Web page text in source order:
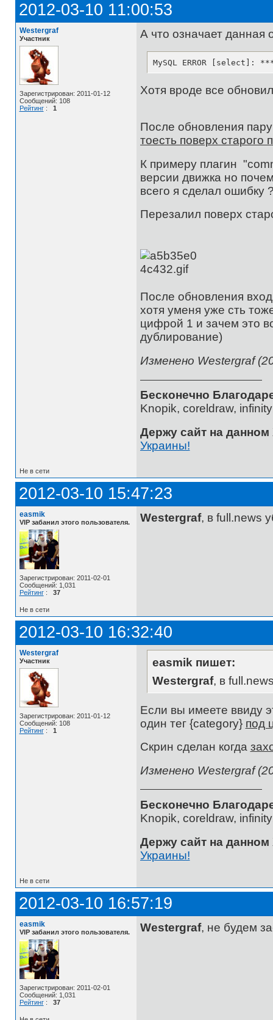
2012-03-10 11:00:53
Westergraf
Участник
Зарегистрирован: 2011-01-12
Сообщений: 108
Рейтинг: 1
А что означает данная
MySQL ERROR
Хотя вроде все
После обновления
тоесть поверх старого
К примеру плагин
версии движка но
всего я сделал ошибку
Перезалил поверх
После обновления
хотя уменя уже сть
цифрой 1 и зачем это
дублирование)
Изменено Westergraf
Бесконечно
Knopik, coreldraw,
Держу сайт на данном
Украины!
Не в сети
2012-03-10 15:47:23
easmik
VIP забанил этого пользователя.
Зарегистрирован: 2011-02-01
Сообщений: 1,031
Рейтинг: 37
Westergraf, в full.news
Не в сети
2012-03-10 16:32:40
Westergraf
Участник
Зарегистрирован: 2011-01-12
Сообщений: 108
Рейтинг: 1
easmik пишет:
Westergraf, в
Если вы имеете ввиду
один тег {category} под
Скрин сделан когда
Изменено Westergraf
Бесконечно
Knopik, coreldraw,
Держу сайт на данном
Украины!
Не в сети
2012-03-10 16:57:19
easmik
VIP забанил этого пользователя.
Зарегистрирован: 2011-02-01
Сообщений: 1,031
Рейтинг: 37
Westergraf, не будем